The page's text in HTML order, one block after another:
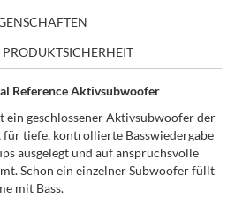
Reference Aktivsubwoofer
ein geschlossener Aktivsubwoofer der
für tiefe, kontrollierte Basswiedergabe
ausgelegt und auf anspruchsvolle
Schon ein einzelner Subwoofer füllt
mit Bass.